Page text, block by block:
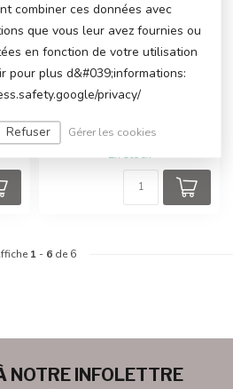
TURBO VOITURE
ÉLECTRIQUE POUR
ENFANTS.
Offrez aux enfants une
réaliste avec cette Porsche
Macan ...
€245,00
En stock
1 - 6 de 6
NOTRE INFOLETTRE
combiner ces données avec
que vous leur avez fournies ou
en fonction de votre utilisation
pour plus d&#039;informations:
privacy/
Refuser Gérer les cookies